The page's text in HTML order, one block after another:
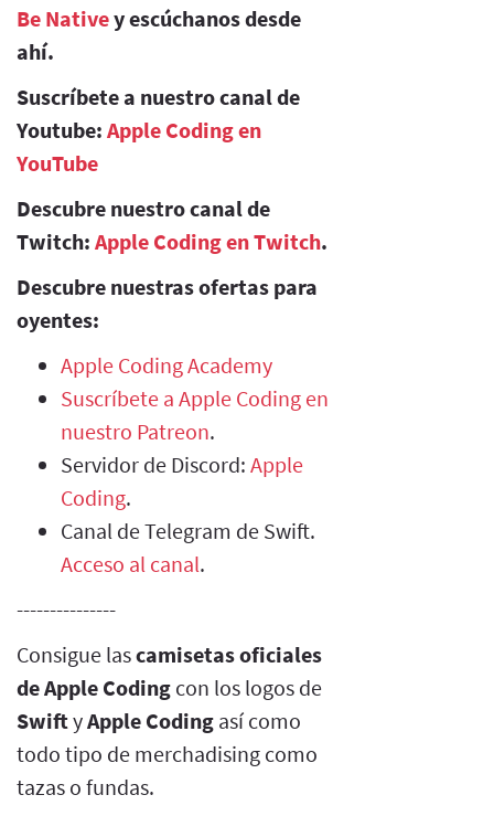
Be Nativey escúchanos desde
ahí.
Suscríbete a nuestro canal de
Youtube: Apple Coding en
YouTube
Descubre nuestro canal de
Twitch: Apple Coding en Twitch.
Descubre nuestras ofertas para
oyentes:
Apple Coding Academy
Suscríbete a Apple Coding en
nuestro Patreon.
Servidor de Discord: Apple
Coding.
Canal de Telegram de Swift.
Acceso al canal.
---------------
Consigue lascamisetas oficiales
de Apple Coding con los logos de
SwiftyApple Coding así como
todo tipo de merchadising como
tazas o fundas.